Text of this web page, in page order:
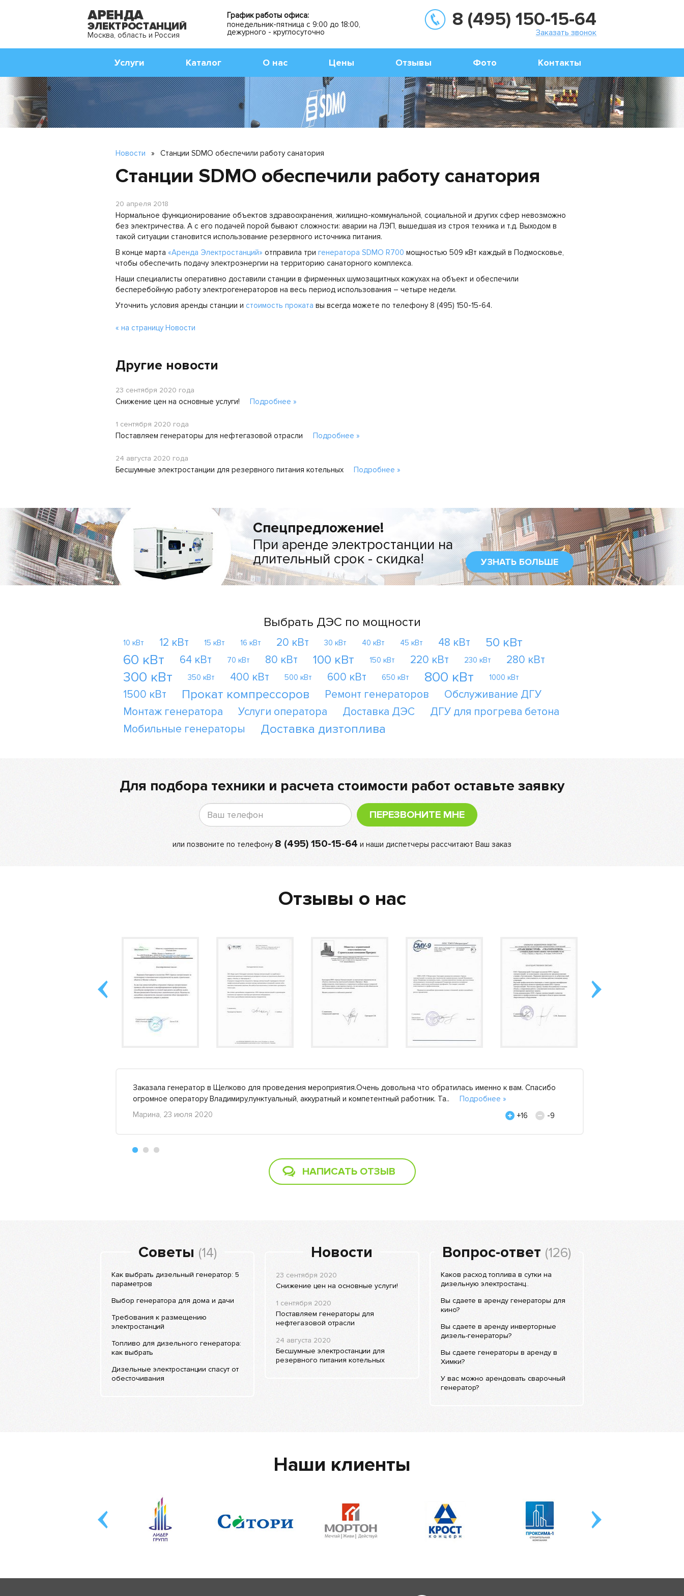
Москва, область и Россия
График работы офиса:
понедельник-пятница с 9:00 до 18:00,
дежурного - круглосуточно
8 (495) 150-15-64
Заказать звонок
Услуги Каталог О нас Цены Отзывы Фото Контакты
Новости » Станции SDMO обеспечили работу санатория
Станции SDMO обеспечили работу санатория
20 апреля 2018
Нормальное функционирование объектов здравоохранения, жилищно-коммунальной, социальной и других сфер невозможно
без электричества. А с его подачей порой бывают сложности: аварии на ЛЭП, вышедшая из строя техника и т.д. Выходом в
такой ситуации становится использование резервного источника питания.
В конце марта «Аренда Электростанций» отправила три генератора SDMO R700 мощностью 509 кВт каждый в Подмосковье,
чтобы обеспечить подачу электроэнергии на территорию санаторного комплекса.
Наши специалисты оперативно доставили станции в фирменных шумозащитных кожухах на объект и обеспечили
бесперебойную работу электрогенераторов на весь период использования – четыре недели.
Уточнить условия аренды станции и стоимость проката вы всегда можете по телефону 8 (495) 150-15-64.
« на страницу Новости
Другие новости
23 сентября 2020 года
Снижение цен на основные услуги! Подробнее »
1 сентября 2020 года
Поставляем генераторы для нефтегазовой отрасли Подробнее »
24 августа 2020 года
Бесшумные электростанции для резервного питания котельных Подробнее »
Спецпредложение!
При аренде электростанции на
длительный срок - скидка!
УЗНАТЬ БОЛЬШЕ
Выбрать ДЭС по мощности
10 кВт 12 кВт 15 кВт 16 кВт 20 кВт 30 кВт 40 кВт 45 кВт 48 кВт 50 кВт
60 кВт 64 кВт 70 кВт 80 кВт 100 кВт 150 кВт 220 кВт 230 кВт 280 кВт
300 кВт 350 кВт 400 кВт 500 кВт 600 кВт 650 кВт 800 кВт 1000 кВт
1500 кВт Прокат компрессоров Ремонт генераторов
Обслуживание ДГУ
Монтаж генератора
Услуги оператора Доставка ДЭС
ДГУ для прогрева бетона
Мобильные генераторы
Доставка дизтоплива
Для подбора техники и расчета стоимости работ оставьте заявку
ПЕРЕЗВОНИТЕ МНЕ
или позвоните по телефону 8 (495) 150-15-64 и наши диспетчеры рассчитают Ваш заказ
Отзывы о нас
Заказала генератор в Щелково для проведения мероприятия.Очень довольна что обратилась именно к вам. Спасибо
огромное оператору Владимиру,пунктуальный, аккуратный и компетентный работник. Та.. Подробнее »
+16
-9
Марина, 23 июля 2020
НАПИСАТЬ ОТЗЫВ
Советы (14)
Как выбрать дизельный генератор: 5
параметров
Выбор генератора для дома и дачи
Требования к размещению
электростанций
Топливо для дизельного генератора:
как выбрать
Дизельные электростанции спасут от
обесточивания
Новости
23 сентября 2020
Снижение цен на основные услуги!
1 сентября 2020
Поставляем генераторы для
нефтегазовой отрасли
24 августа 2020
Бесшумные электростанции для
резервного питания котельных
Вопрос-ответ (126)
Каков расход топлива в сутки на
дизельную электростанц..
Вы сдаете в аренду генераторы для
кино?
Вы сдаете в аренду инверторные
дизель-генераторы?
Вы сдаете генераторы в аренду в
Химки?
У вас можно арендовать сварочный
генератор?
Наши клиенты